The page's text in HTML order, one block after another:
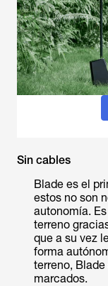
Sin cables
Blade es el
estos no son
autonomía.
terreno
que a su vez
forma
terreno,
marcados.